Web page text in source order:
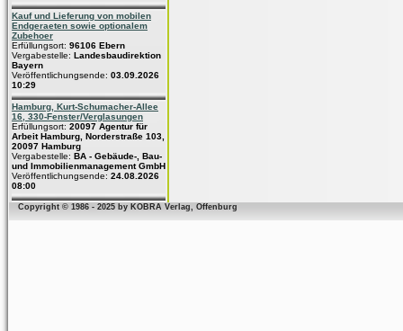
Kauf und Lieferung von mobilen
Endgeraeten sowie optionalem
Zubehoer
Erfüllungsort: 96106 Ebern
Vergabestelle: Landesbaudirektion
Bayern
Veröffentlichungsende: 03.09.2026
10:29
Hamburg, Kurt-Schumacher-Allee
16, 330-Fenster/Verglasungen
Erfüllungsort: 20097 Agentur für
Arbeit Hamburg, Norderstraße 103,
20097 Hamburg
Vergabestelle: BA - Gebäude-, Bau-
und Immobilienmanagement GmbH
Veröffentlichungsende: 24.08.2026
08:00
Copyright © 1986 - 2025 by KOBRA Verlag, Offenburg